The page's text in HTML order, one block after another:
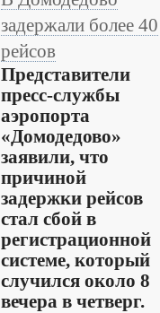
задержали более 40
рейсов
Представители
пресс-службы
аэропорта
«Домодедово»
заявили, что
причиной
задержки рейсов
стал сбой в
регистрационной
системе, который
случился около 8
вечера в четверг.